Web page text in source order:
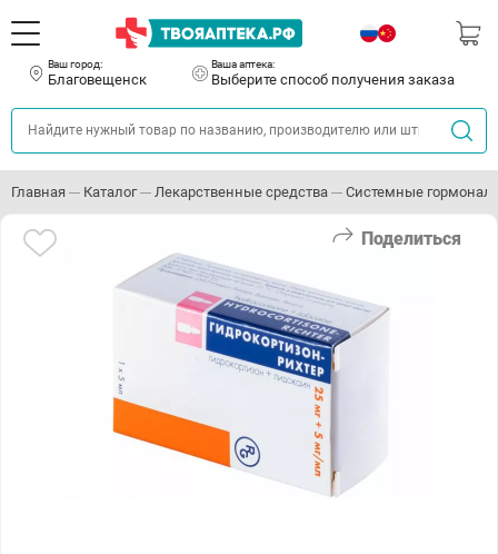
Ваш город:
Благовещенск
Ваша аптека:
Выберите способ получения заказа
Главная Каталог Лекарственные средства Системные
Поделиться